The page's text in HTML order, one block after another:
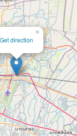
Get direction
×